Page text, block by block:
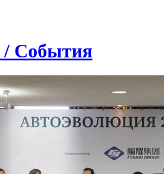
/ События